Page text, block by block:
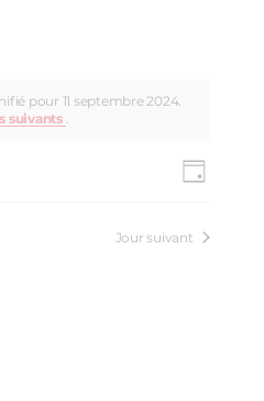
pour 11 septembre 2024.
suivants
Jour
Jour suivant